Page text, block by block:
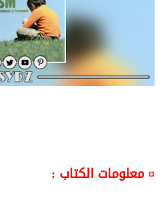
¤ معلومات الكتاب :